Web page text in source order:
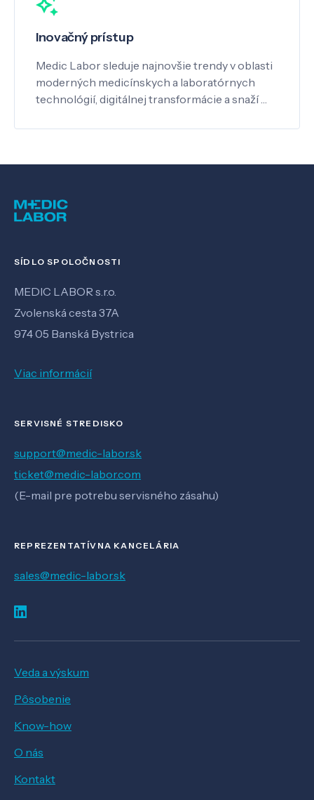
Inovačný prístup
Medic Labor sleduje najnovšie trendy v oblasti
moderných medicínskych a laboratórnych
technológií, digitálnej transformácie a snaží …
SÍDLO SPOLOČNOSTI
MEDIC LABOR s.r.o.
Zvolenská cesta 37A
974 05 Banská Bystrica
Viac informácií
SERVISNÉ STREDISKO
support@medic-labor.sk
ticket@medic-labor.com
(E-mail pre potrebu servisného zásahu)
REPREZENTATÍVNA KANCELÁRIA
sales@medic-labor.sk
Veda a výskum
Pôsobenie
Know-how
O nás
Kontakt